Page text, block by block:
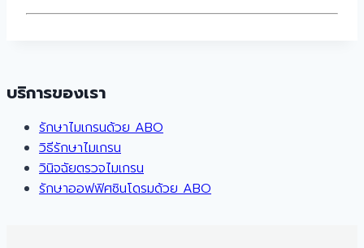
บริการของเรา
รักษาไมเกรนด้วย ABO
วิธีรักษาไมเกรน
วินิจฉัยตรวจไมเกรน
รักษาออฟฟิศซินโดรมด้วย ABO